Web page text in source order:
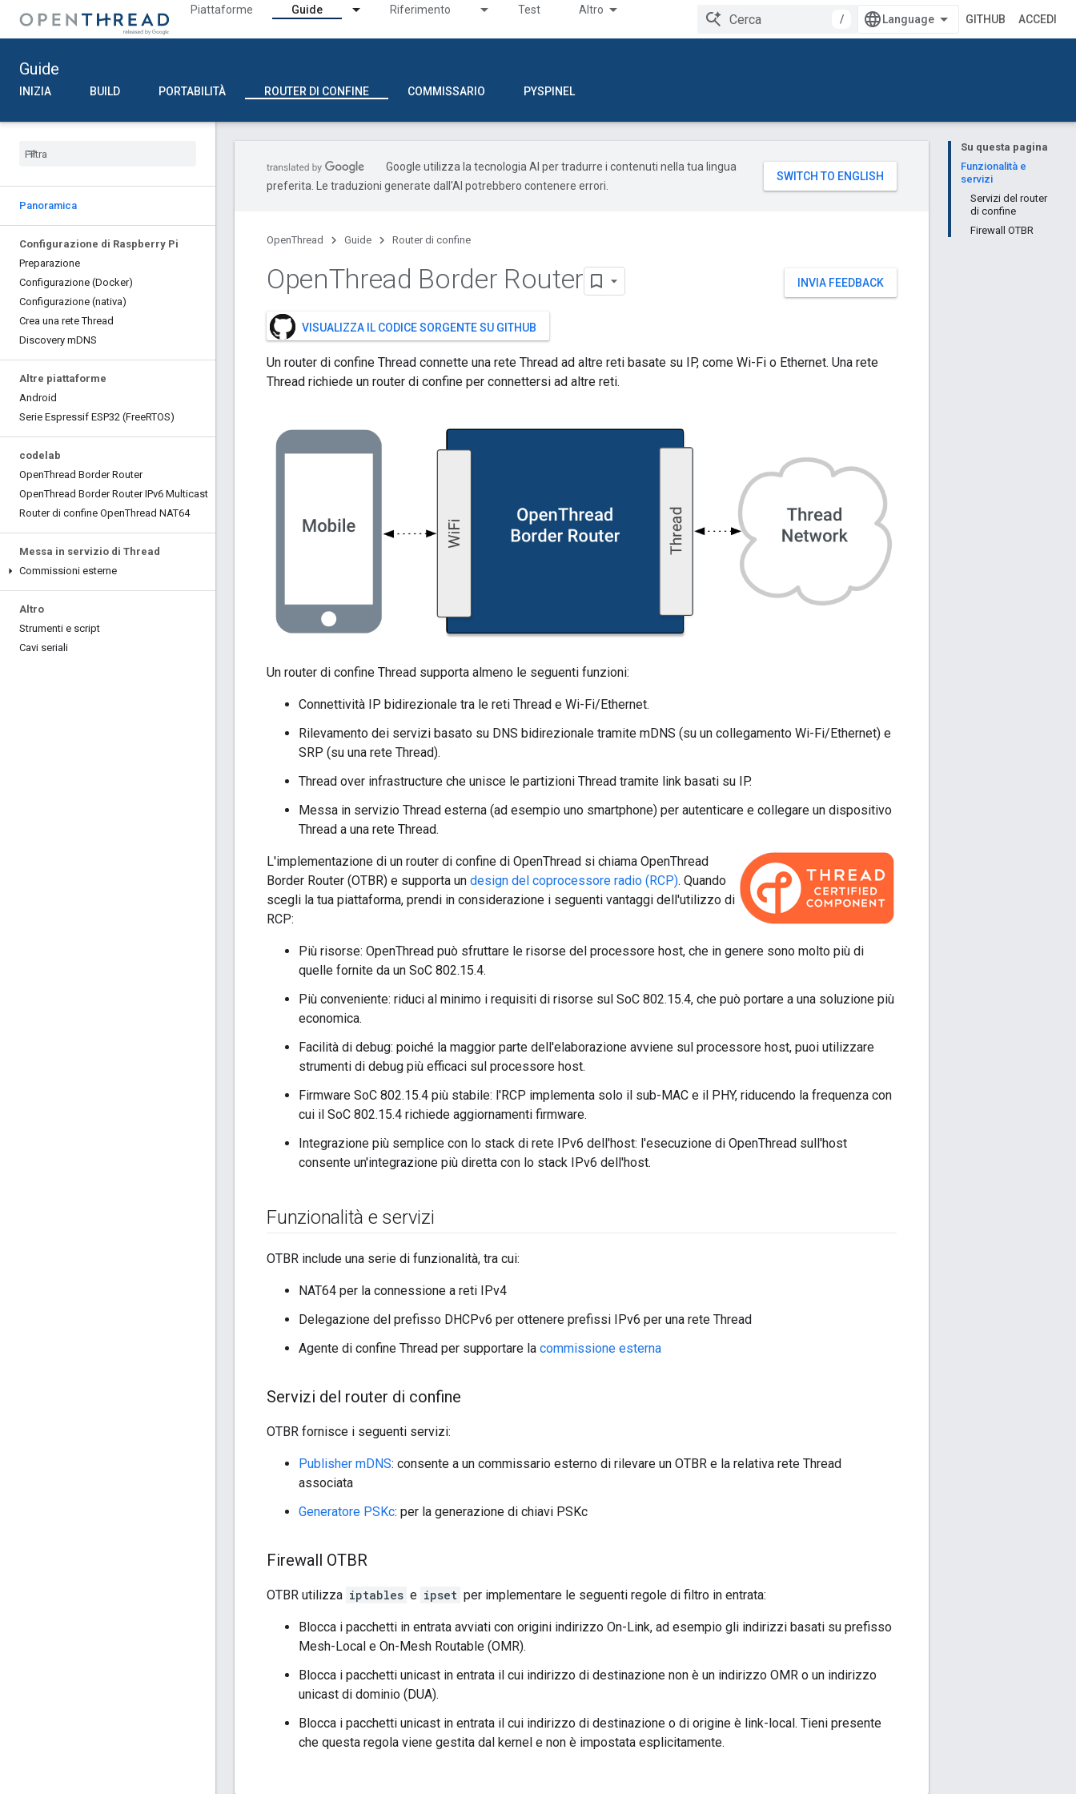
Piattaforme Guide Riferimento Test Altro
/ GITHUB ACCEDI
Guide
INIZIA BUILD PORTABILITÀ ROUTER DI CONFINE COMMISSARIO PYSPINEL
Panoramica
Configurazione di Raspberry Pi
Preparazione
Configurazione (Docker)
Configurazione (nativa)
Crea una rete Thread
Discovery mDNS
Altre piattaforme
Android
Serie Espressif ESP32 (FreeRTOS)
codelab
OpenThread Border Router
OpenThread Border Router IPv6 Multicast
Router di confine OpenThread NAT64
Messa in servizio di Thread
Commissioni esterne
Altro
Strumenti e script
Cavi seriali
Su questa pagina
Funzionalità e
servizi
Servizi del router
di confine
Firewall OTBR
Google utilizza la tecnologia AI per tradurre i contenuti nella tua lingua
preferita. Le traduzioni generate dall'AI potrebbero contenere errori.
OpenThread Guide Router di confine
INVIA FEEDBACK
OpenThread Border Router
VISUALIZZA IL CODICE SORGENTE SU GITHUB
Un router di confine Thread connette una rete Thread ad altre reti basate su IP, come Wi-Fi o Ethernet. Una rete
Thread richiede un router di confine per connettersi ad altre reti.
Un router di confine Thread supporta almeno le seguenti funzioni:
Connettività IP bidirezionale tra le reti Thread e Wi-Fi/Ethernet.
Rilevamento dei servizi basato su DNS bidirezionale tramite mDNS (su un collegamento Wi-Fi/Ethernet) e
SRP (su una rete Thread).
Thread over infrastructure che unisce le partizioni Thread tramite link basati su IP.
Messa in servizio Thread esterna (ad esempio uno smartphone) per autenticare e collegare un dispositivo
Thread a una rete Thread.
L'implementazione di un router di confine di OpenThread si chiama OpenThread
Border Router (OTBR) e supporta un design del coprocessore radio (RCP). Quando
scegli la tua piattaforma, prendi in considerazione i seguenti vantaggi dell'utilizzo di
RCP:
Più risorse: OpenThread può sfruttare le risorse del processore host, che in genere sono molto più di
quelle fornite da un SoC 802.15.4.
Più conveniente: riduci al minimo i requisiti di risorse sul SoC 802.15.4, che può portare a una soluzione più
economica.
Facilità di debug: poiché la maggior parte dell'elaborazione avviene sul processore host, puoi utilizzare
strumenti di debug più efficaci sul processore host.
Firmware SoC 802.15.4 più stabile: l'RCP implementa solo il sub-MAC e il PHY, riducendo la frequenza con
cui il SoC 802.15.4 richiede aggiornamenti firmware.
Integrazione più semplice con lo stack di rete IPv6 dell'host: l'esecuzione di OpenThread sull'host
consente un'integrazione più diretta con lo stack IPv6 dell'host.
Funzionalità e servizi
OTBR include una serie di funzionalità, tra cui:
NAT64 per la connessione a reti IPv4
Delegazione del prefisso DHCPv6 per ottenere prefissi IPv6 per una rete Thread
Agente di confine Thread per supportare la commissione esterna
Servizi del router di confine
OTBR fornisce i seguenti servizi:
Publisher mDNS: consente a un commissario esterno di rilevare un OTBR e la relativa rete Thread
associata
Generatore PSKc: per la generazione di chiavi PSKc
Firewall OTBR
OTBR utilizza iptables e ipset per implementare le seguenti regole di filtro in entrata:
Blocca i pacchetti in entrata avviati con origini indirizzo On-Link, ad esempio gli indirizzi basati su prefisso
Mesh-Local e On-Mesh Routable (OMR).
Blocca i pacchetti unicast in entrata il cui indirizzo di destinazione non è un indirizzo OMR o un indirizzo
unicast di dominio (DUA).
Blocca i pacchetti unicast in entrata il cui indirizzo di destinazione o di origine è link-local. Tieni presente
che questa regola viene gestita dal kernel e non è impostata esplicitamente.